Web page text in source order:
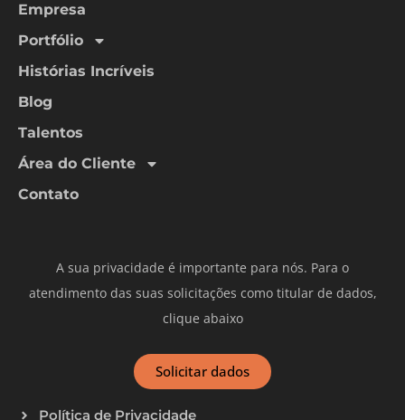
Empresa
Portfólio
Histórias Incríveis
Blog
Talentos
Área do Cliente
Contato
A sua privacidade é importante para nós. Para o
atendimento das suas solicitações como titular de dados,
clique abaixo
Solicitar dados
Política de Privacidade